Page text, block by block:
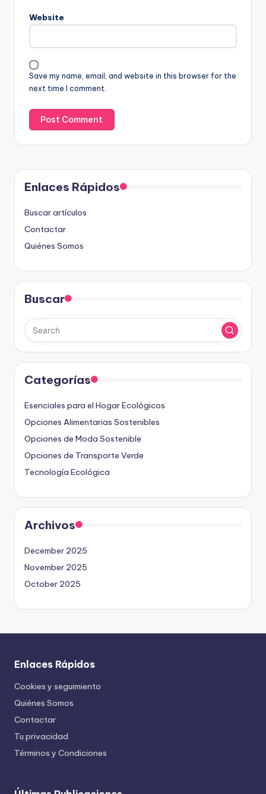
Website
Save my name, email, and website in this browser for the
next time I comment.
Enlaces Rápidos
Buscar artículos
Contactar
Quiénes Somos
Buscar
Categorías
Esenciales para el Hogar Ecológicos
Opciones Alimentarias Sostenibles
Opciones de Moda Sostenible
Opciones de Transporte Verde
Tecnología Ecológica
Archivos
December 2025
November 2025
October 2025
Enlaces Rápidos
Cookies y seguimiento
Quiénes Somos
Contactar
Tu privacidad
Términos y Condiciones